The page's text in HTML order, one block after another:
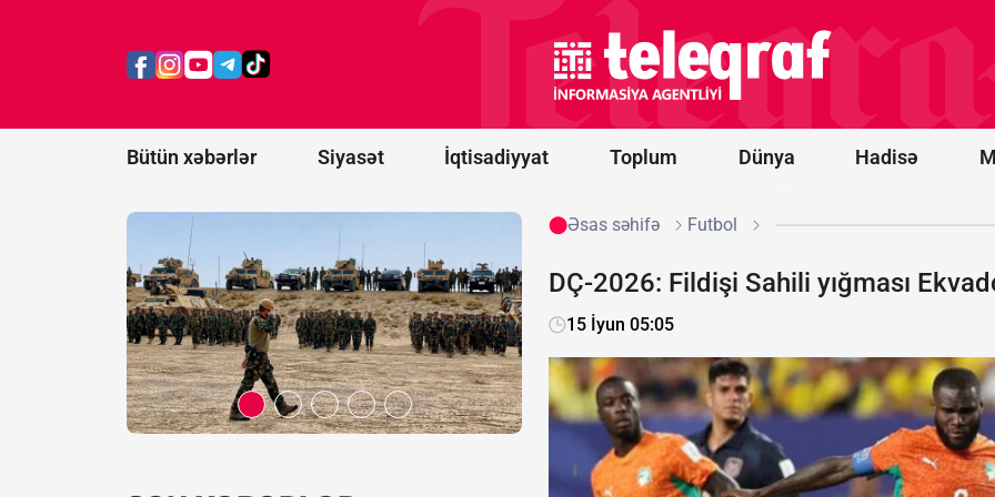
Bütün xəbərlər Siyasət İqtisadiyyat Toplum Dünya Hadisə
Pakistan
yaradır
İttifaqına
üzvlüklə
bağlı
referendum
keçirə
Əsas səhifə Futbol
DÇ-2026: Fildişi Sahili yığması
15 İyun 05:05